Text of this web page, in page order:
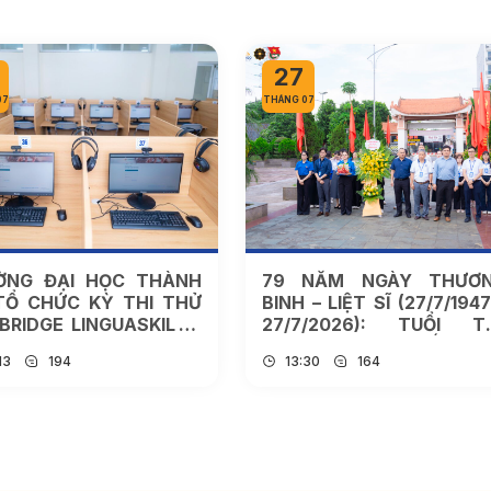
ĐẠI HỌC THÀNH
CHỨC KỲ THI THỬ
LINGUASKILL –
THỨC NĂM
194
27
THÁNG 07
79 NĂM NGÀY
BINH – LIỆT SĨ (27/7/
27/7/2026): TUỔI
TRUYỀN THỐNG
13:30 164